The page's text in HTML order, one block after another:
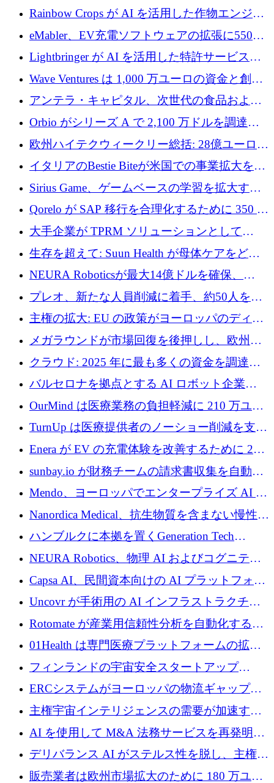
人マッチングを拡大するために 100 万ユーロ
Rainbow Crops が AI を活用した作物エンジニ
アリングを拡張するために 970 万ユーロを調
eMabler、EV充電ソフトウェアの拡張に550万
ユーロを確保
Lightbringer が AI を活用した特許サービスを
拡大するために 1,000 万ドルを調達
Wave Ventures は 1,000 万ユーロの資金と創設
者補助金で 10 周年を迎える
アンテラ・キャピタル、次世代の食品および
アグリテクノロジーのイノベーションを支援
するファンド III の初回クローズ額が 1 億ドル
に到達
Orbio がシリーズ A で 2,100 万ドルを調達、
AI 労働力管理を世界の最前線の労働者に提供
欧州ハイテクウィークリー総括: 28億ユーロの
取引と5月のハイライト
イタリアのBestie Biteが米国での事業拡大を加
速するために150万ユーロを調達
Sirius Game、ゲームベースの学習を拡大する
ために 130 万ユーロの資金調達を完了
Qorelo が SAP 移行を合理化するために 350 万
ドルを調達
大手企業が TPRM ソリューションとして
Vanta を選択する理由
生存を超えて: Suun Health が母体ケアをどの
ように再考しているか
NEURA Roboticsが最大14億ドルを確保、
Bending Spoonsが米国IPOを申請、英国首相が
4億ポンドのチップ計画を発表
プレオ、新たな人員削減に着手、約50人を解
雇
主権の拡大: EU の政策がヨーロッパのディー
プテック戦略をどのように再構築しているか
メガラウンドが市場回復を後押しし、欧州の
ハイテク資金調達は5月に105億ユーロに回復
クラウド: 2025 年に最も多くの資金を調達し
た 10 社
バルセロナを拠点とする AI ロボット企業
Theker が 8,500 万ドルを調達
OurMind は医療業務の負担軽減に 210 万ユー
ロを寄付
TurnUp は医療提供者のノーショー削減を支援
するために 200 万ユーロを調達
Enera が EV の充電体験を改善するために 200
万ドルを調達
sunbay.io が財務チームの請求書収集を自動化
するために 55 万ユーロを調達
Mendo、ヨーロッパでエンタープライズ AI 導
入を拡大するために 1,200 万ユーロを確保
Nanordica Medical、抗生物質を含まない慢性創
傷治療薬を市場に投入するために 160 万ユー
ロを調達
ハンブルクに本拠を置くGeneration Tech
Partnersが5,000万ユーロのAIロールアップファ
NEURA Robotics、物理 AI およびコグニティ
ブ ロボティクス プラットフォームを拡張する
ためにシリーズ C で最大 14 億ドルを確保
Capsa AI、民間資本向けの AI プラットフォー
ムを拡大するために 1,800 万ドルを調達
Uncovr が手術用の AI インフラストラクチャ
を構築するために 700 万ドルを調達
Rotomate が産業用信頼性分析を自動化するた
めに 210 万ユーロを調達
01Health は専門医療プラットフォームの拡大
に 1,500 万ドルを確保
フィンランドの宇宙安全スタートアップ
Aavuus が、スペースデブリ追跡に取り組むプ
ERCシステムがヨーロッパの物流ギャップを
埋めるために設計された重量物運搬用eVTOL
であるVictorを発表
主権宇宙インテリジェンスの需要が加速する
中、ICEYEは評価額100億ユーロ以上で4億
5,000万ユーロを調達
AI を使用して M&A 法務サービスを再発明す
るために 110 万ユーロを適切に確保
デリバランス AI がステルス性を脱し、主権の
あるエンタープライズ AI を強化
販売業者は欧州市場拡大のために 180 万ユー